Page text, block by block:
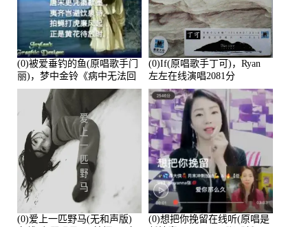
(0)被爱垂钓的鱼(原唱歌手门
丽)，梦中金铃《病中无法回
复大家》在线演唱3586分
(0)If(原唱歌手丁可)，Ryan
左左在线演唱2081分
(0)爱上一匹野马(无和声版)
(0)想把你挽留在线听(原唱是